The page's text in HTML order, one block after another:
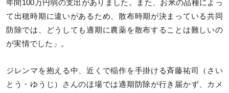
年間100万円弱の支出がありました。また、お米の品種によっ
て出穂時期に違いがあるため、散布時期が決まっている共同
防除では、どうしても適期に農薬を散布することは難しいの
が実情でした」。
ジレンマを抱える中、近くで稲作を手掛ける斉藤祐司（さい
とう・ゆうじ）さんのほ場では適期防除が行き届かず、カメ